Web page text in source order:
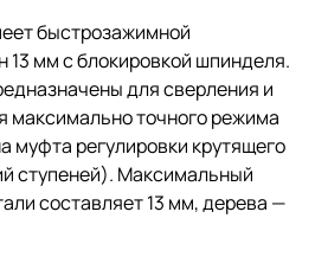
быстрозажимной
13 мм с блокировкой шпинделя.
для сверления и
максимально точного режима
муфта регулировки крутящего
ступеней). Максимальный
составляет 13 мм, дерева —